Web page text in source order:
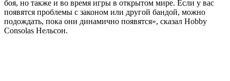
боя, но также и во время игры в открытом мире. Если у вас
появятся проблемы с законом или другой бандой, можно
подождать, пока они динамично появятся», сказал Hobby
Consolas Нельсон.